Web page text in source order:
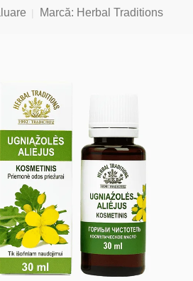
Marcă: Herbal Traditions